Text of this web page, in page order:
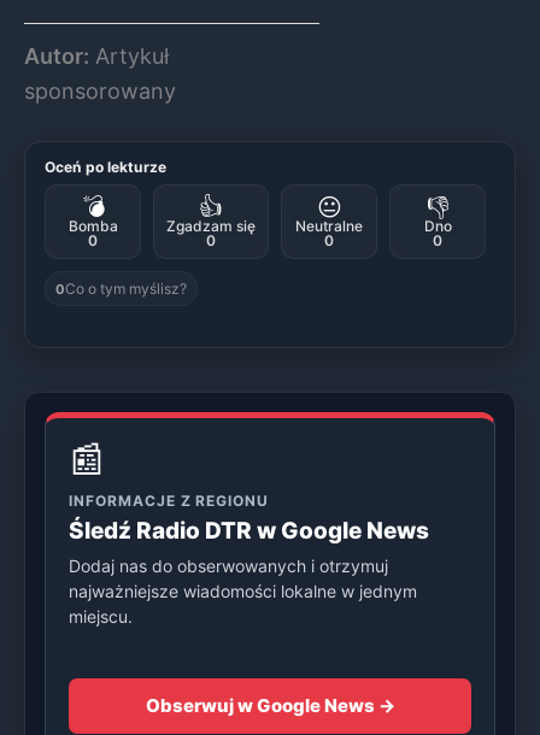
Autor: Artykuł
sponsorowany
Oceń po lekturze
💣
Bomba
0
👍
Zgadzam się
0
😐
Neutralne
0
👎
Dno
0
0Co o tym myślisz?
📰
INFORMACJE Z REGIONU
Śledź Radio DTR w Google News
Dodaj nas do obserwowanych i otrzymuj
najważniejsze wiadomości lokalne w jednym
miejscu.
Obserwuj w Google News →